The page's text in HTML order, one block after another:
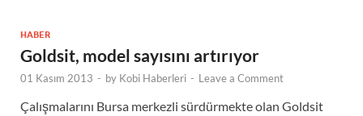
HABER
Goldsit, model sayısını artırıyor
01 Kasım 2013 - by Kobi Haberleri - Leave a Comment
Çalışmalarını Bursa merkezli sürdürmekte olan Goldsit